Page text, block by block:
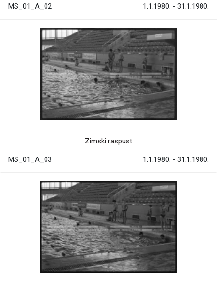
MS_01_A_02 1.1.1980. - 31.1.1980.
Zimski raspust
MS_01_A_03 1.1.1980. - 31.1.1980.